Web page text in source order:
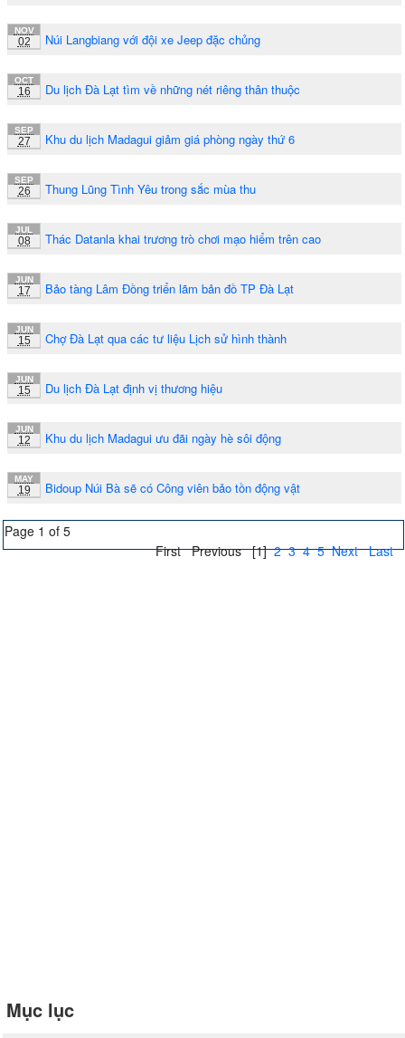
NOV
02 Núi Langbiang với đội xe Jeep đặc chủng
OCT
16 Du lịch Đà Lạt tìm về những nét riêng thân thuộc
SEP
27 Khu du lịch Madagui giảm giá phòng ngày thứ 6
SEP
26 Thung Lũng Tình Yêu trong sắc mùa thu
JUL
08 Thác Datanla khai trương trò chơi mạo hiểm trên cao
JUN
17 Bảo tàng Lâm Đồng triển lãm bản đồ TP Đà Lạt
JUN
15 Chợ Đà Lạt qua các tư liệu Lịch sử hình thành
JUN
15 Du lịch Đà Lạt định vị thương hiệu
JUN
12 Khu du lịch Madagui ưu đãi ngày hè sôi động
MAY
19 Bidoup Núi Bà sẽ có Công viên bảo tồn động vật
Page 1 of 5
First Previous [1] 2 3 4 5 Next Last
Mục lục